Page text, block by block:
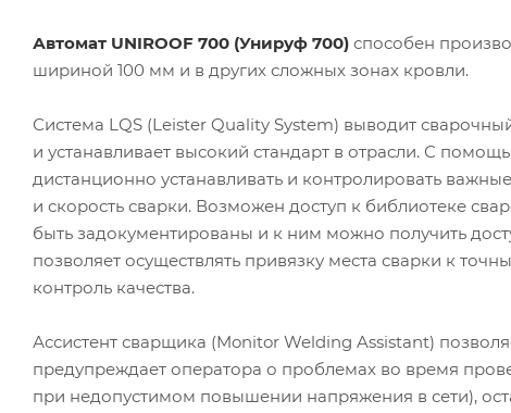
Автомат UNIROOF 700 (Унируф 700) способен
шириной 100 мм и в других сложных зонах кровли.
Система LQS (Leister Quality System) выводит
и устанавливает высокий стандарт в отрасли. С
дистанционно устанавливать и контролировать
и скорость сварки. Возможен доступ к библиотеке
быть задокументированы и к ним можно получить
позволяет осуществлять привязку места сварки к
контроль качества.
Ассистент сварщика (Monitor Welding Assistant)
предупреждает оператора о проблемах во время
при недопустимом повышении напряжения в сети),